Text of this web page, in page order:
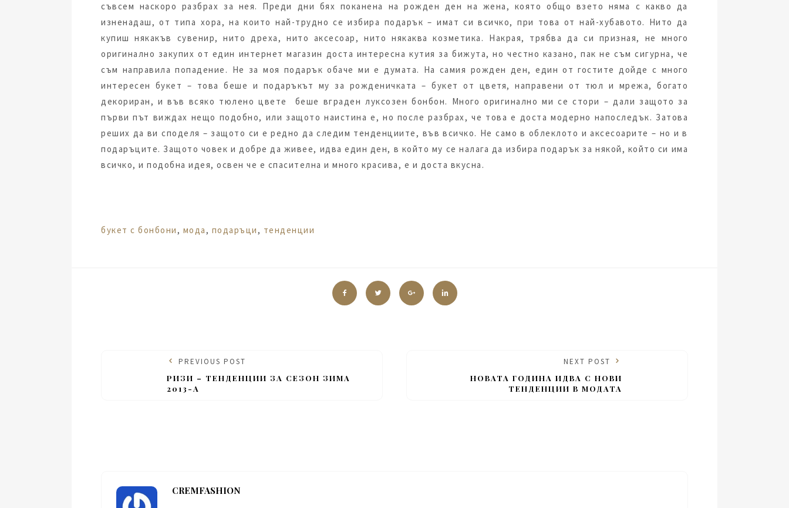
съвсем наскоро разбрах за нея. Преди дни бях поканена на рожден ден на жена, която общо взето няма с какво да
изненадаш, от типа хора, на които най-трудно се избира подарък – имат си всичко, при това от най-хубавото. Нито да
купиш някакъв сувенир, нито дреха, нито аксесоар, нито някаква козметика. Накрая, трябва да си призная, не много
оригинално закупих от един интернет магазин доста интересна кутия за бижута, но честно казано, пак не съм сигурна, че
съм направила попадение. Не за моя подарък обаче ми е думата. На самия рожден ден, един от гостите дойде с много
интересен букет – това беше и подаръкът му за рожденичката – букет от цветя, направени от тюл и мрежа, богато
декориран, и във всяко тюлено цвете беше вграден луксозен бонбон. Много оригинално ми се стори – дали защото за
първи път виждах нещо подобно, или защото наистина е, но после разбрах, че това е доста модерно напоследък. Затова
реших да ви споделя – защото си е редно да следим тенденциите, във всичко. Не само в облеклото и аксесоарите – но и в
подаръците. Защото човек и добре да живее, идва един ден, в който му се налага да избира подарък за някой, който си има
всичко, и подобна идея, освен че е спасителна и много красива, е и доста вкусна.
Tags:
букет с бонбони, мода, подаръци, тенденции
PREVIOUS POST
РИЗИ – ТЕНДЕНЦИИ ЗА СЕЗОН ЗИМА
2013-А
NEXT POST
НОВАТА ГОДИНА ИДВА С НОВИ
ТЕНДЕНЦИИ В МОДАТА
CREMFASHION